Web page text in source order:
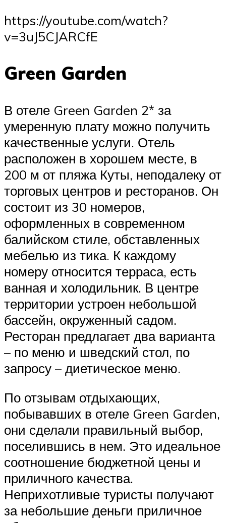
https://youtube.com/watch?
v=3uJ5CJARCfE
Green Garden
В отеле Green Garden 2* за
умеренную плату можно получить
качественные услуги. Отель
расположен в хорошем месте, в
200 м от пляжа Куты, неподалеку от
торговых центров и ресторанов. Он
состоит из 30 номеров,
оформленных в современном
балийском стиле, обставленных
мебелью из тика. К каждому
номеру относится терраса, есть
ванная и холодильник. В центре
территории устроен небольшой
бассейн, окруженный садом.
Ресторан предлагает два варианта
– по меню и шведский стол, по
запросу – диетическое меню.
По отзывам отдыхающих,
побывавших в отеле Green Garden,
они сделали правильный выбор,
поселившись в нем. Это идеальное
соотношение бюджетной цены и
приличного качества.
Неприхотливые туристы получают
за небольшие деньги приличное